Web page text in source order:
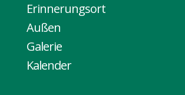
Erinnerungsort
Außen
Galerie
Kalender